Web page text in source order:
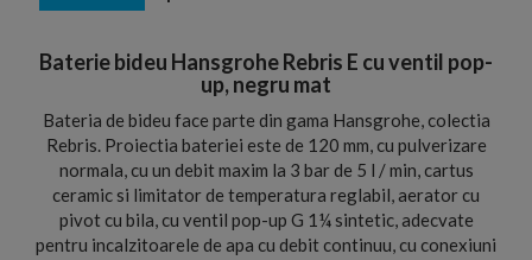
Baterie bideu Hansgrohe Rebris E cu ventil pop-
up, negru mat
Bateria de bideu face parte din gama Hansgrohe, colectia
Rebris. Proiectia bateriei este de 120 mm, cu pulverizare
normala, cu un debit maxim la 3 bar de 5 l / min, cartus
ceramic si limitator de temperatura reglabil, aerator cu
pivot cu bila, cu ventil pop-up G 1¼ sintetic, adecvate
pentru incalzitoarele de apa cu debit continuu, cu conexiuni